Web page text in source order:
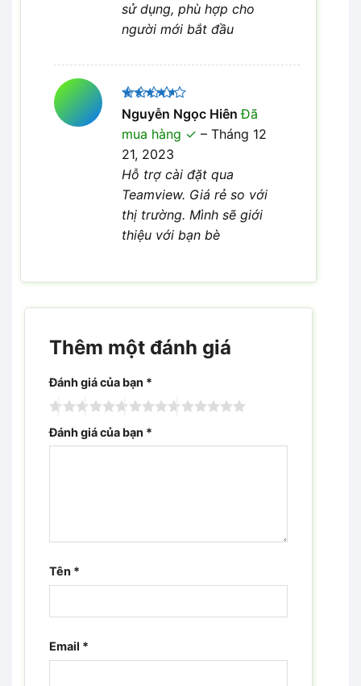
sử dụng, phù hợp cho
người mới bắt đầu
Được
xếp hạng
45 sao
Nguyễn Ngọc HiênĐã
mua hàng
– Tháng 12
21, 2023
Hỗ trợ cài đặt qua
Teamview. Giá rẻ so với
thị trường. Mình sẽ giới
thiệu với bạn bè
Thêm một đánh giá
Đánh giá của bạn *
Đánh giá của bạn *
Tên *
Email *